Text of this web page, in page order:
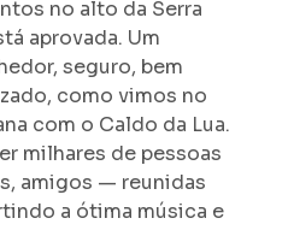
no alto da Serra
aprovada. Um
seguro, bem
como vimos no
com o Caldo da Lua.
milhares de pessoas
amigos — reunidas
a ótima música e